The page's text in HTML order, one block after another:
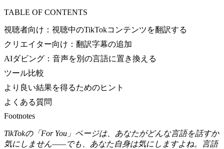
TABLE OF CONTENTS
視聴者向け：視聴中のTikTokコンテンツを翻訳する
クリエイター向け：翻訳字幕の追加
AIダビング：音声を別の言語に置き換える
ツール比較
より良い結果を得るためのヒント
よくある質問
Footnotes
TikTokの「For You」ページは、あなたがどんな言語を話すか
気にしません——でも、あなた自身は気にしますよね。言語